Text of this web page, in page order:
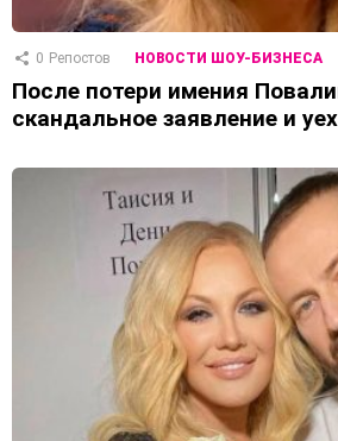
0 Репостов НОВОСТИ ШОУ-БИЗНЕСА
После потери имения
скандальное заявление и